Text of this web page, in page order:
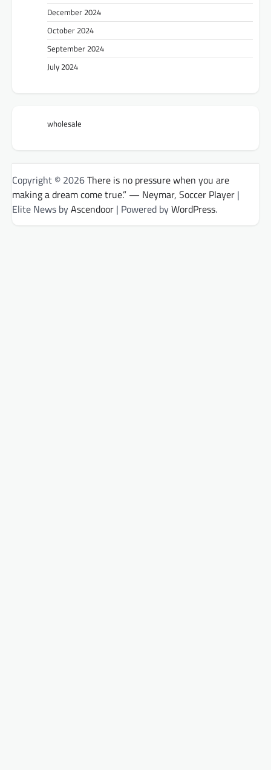
December 2024
October 2024
September 2024
July 2024
wholesale
Copyright © 2026There is no pressure when you are
making a dream come true.” — Neymar, Soccer Player |
Elite News byAscendoor | Powered byWordPress.